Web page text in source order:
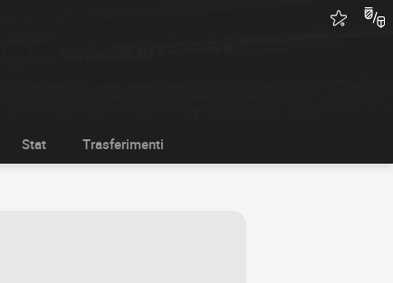
Stat Trasferimenti